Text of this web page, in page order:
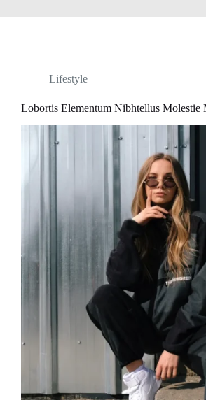
Lifestyle
Lobortis Elementum Nibhtellus Molestie